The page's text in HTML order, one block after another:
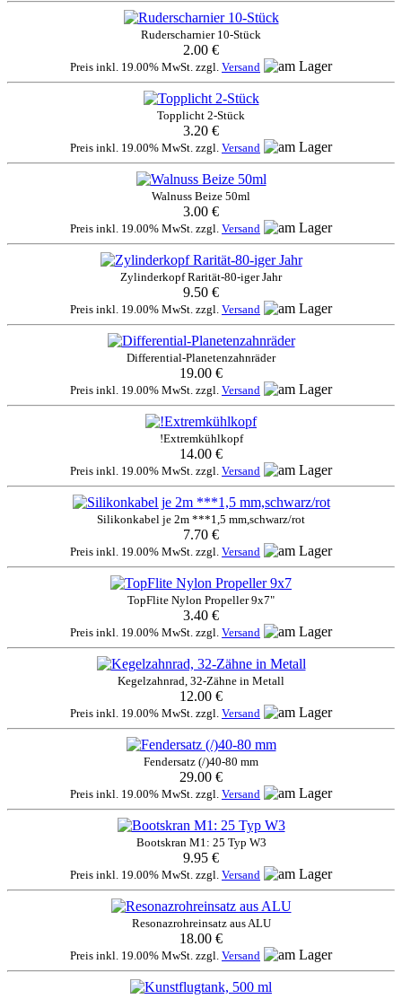
Ruderscharnier 10-Stück
2.00 €
Preis inkl. 19.00% MwSt. zzgl. Versand
Topplicht 2-Stück
3.20 €
Preis inkl. 19.00% MwSt. zzgl. Versand
Walnuss Beize 50ml
3.00 €
Preis inkl. 19.00% MwSt. zzgl. Versand
Zylinderkopf Rarität-80-iger Jahr
9.50 €
Preis inkl. 19.00% MwSt. zzgl. Versand
Differential-Planetenzahnräder
19.00 €
Preis inkl. 19.00% MwSt. zzgl. Versand
!Extremkühlkopf
14.00 €
Preis inkl. 19.00% MwSt. zzgl. Versand
Silikonkabel je 2m ***1,5 mm,schwarz/rot
7.70 €
Preis inkl. 19.00% MwSt. zzgl. Versand
TopFlite Nylon Propeller 9x7"
3.40 €
Preis inkl. 19.00% MwSt. zzgl. Versand
Kegelzahnrad, 32-Zähne in Metall
12.00 €
Preis inkl. 19.00% MwSt. zzgl. Versand
Fendersatz (/)40-80 mm
29.00 €
Preis inkl. 19.00% MwSt. zzgl. Versand
Bootskran M1: 25 Typ W3
9.95 €
Preis inkl. 19.00% MwSt. zzgl. Versand
Resonazrohreinsatz aus ALU
18.00 €
Preis inkl. 19.00% MwSt. zzgl. Versand